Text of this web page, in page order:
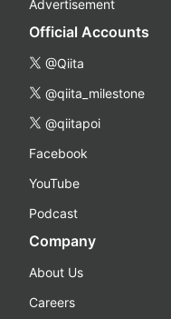
Advertisement
Official Accounts
@Qiita
@qiita_milestone
@qiitapoi
Facebook
YouTube
Podcast
Company
About Us
Careers